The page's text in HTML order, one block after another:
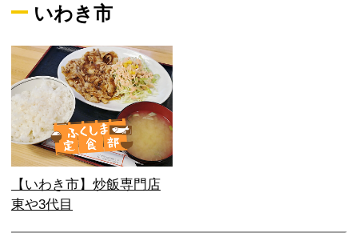
いわき市
【いわき市】炒飯専門店
東や3代目